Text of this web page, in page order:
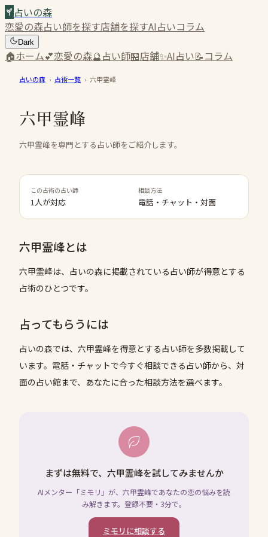
占いの森
恋愛の森占い師を探す店舗を探すAI占いコラム
Dark
🏠ホーム💕恋愛の森🔮占い師🏪店舗✨AI占い📝コラム
占いの森 › 占術一覧 › 六甲霊峰
六甲霊峰
六甲霊峰を専門とする占い師をご紹介します。
この占術の占い師
1人が対応
相談方法
電話・チャット・対面
六甲霊峰とは
六甲霊峰は、占いの森に掲載されている占い師が得意とする
占術のひとつです。
占ってもらうには
占いの森では、 六甲霊峰を得意とする占い師を多数掲載して
います。電話・チャットで今すぐ相談できる占い師から、対
面の占い館まで、あなたに合った相談方法を選べます。
まずは無料で、六甲霊峰を試してみませんか
AIメンター「ミモリ」が、六甲霊峰であなたの恋の悩みを読
み解きます。登録不要・3分で。
ミモリに相談する